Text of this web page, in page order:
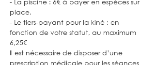
place.
- Le tiers-payant pour la kiné : en
fonction de votre statut, au maximum
6,25€
Il est nécessaire de disposer d’une
prescription médicale pour les séances